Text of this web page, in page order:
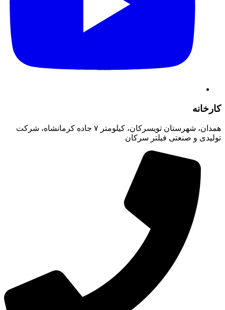
کارخانه
همدان، شهرستان تویسرکان، کیلومتر ۷ جاده کرمانشاه، شرکت
تولیدی و صنعتی فیلتر سرکان